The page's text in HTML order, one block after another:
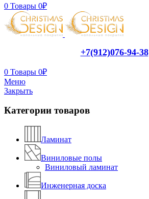
0 Товары 0₽
+7(912)076-94-38
0 Товары 0₽
Меню
Закрыть
Категории товаров
Ламинат
Виниловые полы
Виниловый ламинат
Инженерная доска